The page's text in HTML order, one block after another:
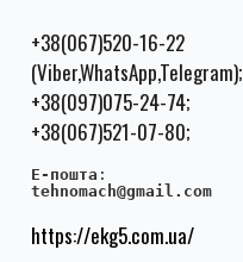
+38(067)520-16-22
(Viber,WhatsApp,Telegram);
+38(097)075-24-74;
+38(067)521-07-80;
E-пошта :
tehnomach@gmail.com
https://ekg5.com.ua/